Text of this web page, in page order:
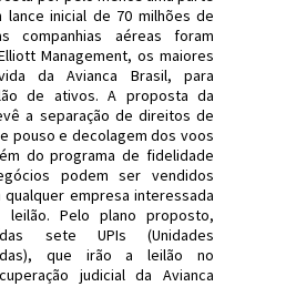
lance inicial de 70 milhões de
companhias aéreas foram
Management, os maiores
da Avianca Brasil, para
de ativos. A proposta da
a separação de direitos de
pouso e decolagem dos voos
do programa de fidelidade
podem ser vendidos
empresa interessada
Pelo plano proposto,
sete UPIs (Unidades
que irão a leilão no
judicial da Avianca